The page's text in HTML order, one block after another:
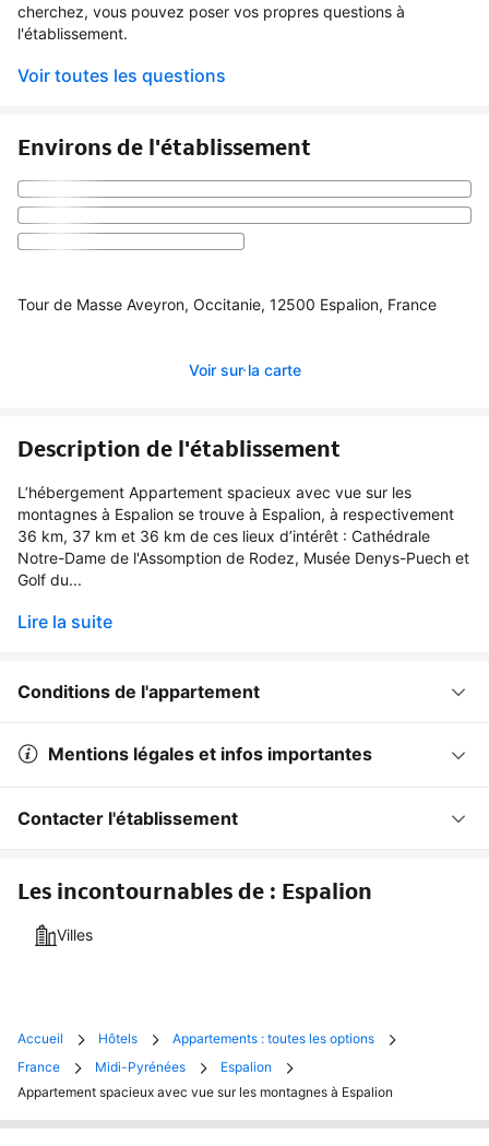
cherchez, vous pouvez poser vos propres questions à
l'établissement.
Voir toutes les questions
Environs de l'établissement
Tour de Masse Aveyron, Occitanie, 12500 Espalion, France
Voir sur la carte
Description de l'établissement
L’hébergement Appartement spacieux avec vue sur les
montagnes à Espalion se trouve à Espalion, à respectivement
36 km, 37 km et 36 km de ces lieux d’intérêt : Cathédrale
Notre-Dame de l'Assomption de Rodez, Musée Denys-Puech et
Golf du...
Lire la suite
Conditions de l'appartement
Mentions légales et infos importantes
Contacter l'établissement
Les incontournables de : Espalion
Villes
Accueil Hôtels
Appartements : toutes les options
France
Midi-Pyrénées
Espalion
Appartement spacieux avec vue sur les montagnes à Espalion